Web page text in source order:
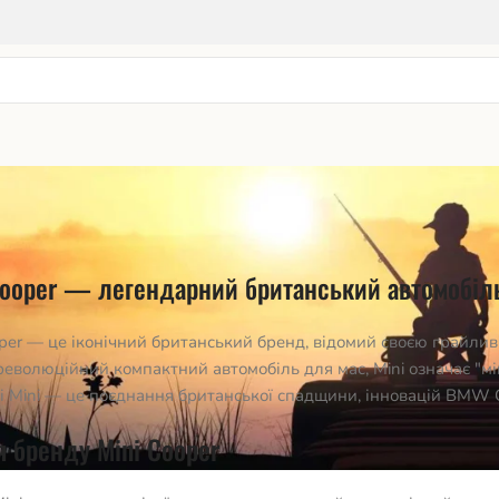
— легендарний британський
— це іконічний британський бренд, відомий своєю
компактний автомобіль для мас, Mini означає
Mini — це поєднання британської спадщини, інновацій BMW
бренду Mini Cooper